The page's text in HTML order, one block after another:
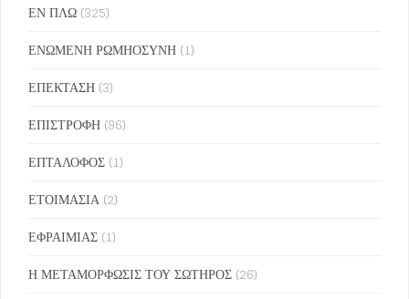
ΕΝ ΠΛΩ (325)
ΕΝΩΜΕΝΗ ΡΩΜΗΟΣΥΝΗ (1)
ΕΠΕΚΤΑΣΗ (3)
ΕΠΙΣΤΡΟΦΗ (96)
ΕΠΤΑΛΟΦΟΣ (1)
ΕΤΟΙΜΑΣΙΑ (2)
ΕΦΡΑΙΜΙΑΣ (1)
Η ΜΕΤΑΜΟΡΦΩΣΙΣ ΤΟΥ ΣΩΤΗΡΟΣ (26)